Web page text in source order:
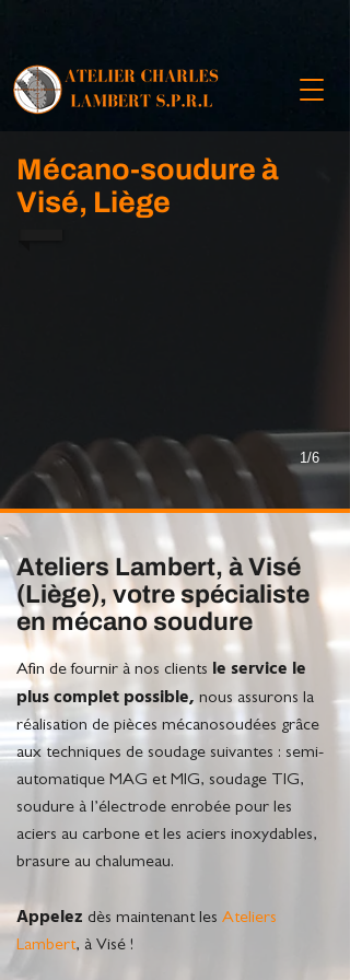
Mécano-soudure à
Visé, Liège
1/6
Ateliers Lambert, à Visé
(Liège), votre spécialiste
en mécano soudure
Afin de fournir à nos clients le service le
plus complet possible, nous assurons la
réalisation de pièces mécanosoudées grâce
aux techniques de soudage suivantes : semi-
automatique MAG et MIG, soudage TIG,
soudure à l’électrode enrobée pour les
aciers au carbone et les aciers inoxydables,
brasure au chalumeau.
Appelez dès maintenant les Ateliers
Lambert, à Visé !